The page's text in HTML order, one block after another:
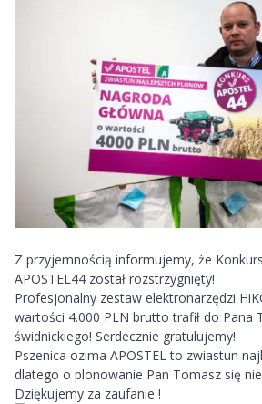
Z przyjemnością informujemy, że
APOSTEL44 został rozstrzygnięty!
Profesjonalny zestaw elektronarzędzi
wartości 4.000 PLN brutto trafił do Pana
świdnickiego! Serdecznie gratulujemy!
Pszenica ozima APOSTELto zwiastun
dlatego o plonowanie Pan Tomasz się
Dziękujemy za zaufanie !